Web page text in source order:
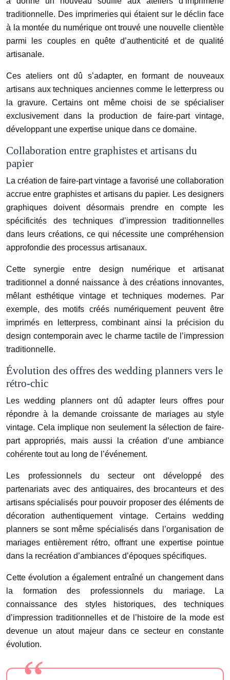
traditionnelle. Des imprimeries qui étaient sur le déclin face
à la montée du numérique ont trouvé une nouvelle clientèle
parmi les couples en quête d’authenticité et de qualité
artisanale.
Ces ateliers ont dû s’adapter, en formant de nouveaux
artisans aux techniques anciennes comme le letterpress ou
la gravure. Certains ont même choisi de se spécialiser
exclusivement dans la production de faire-part vintage,
développant une expertise unique dans ce domaine.
Collaboration entre graphistes et artisans du
papier
La création de faire-part vintage a favorisé une collaboration
accrue entre graphistes et artisans du papier. Les designers
graphiques doivent désormais prendre en compte les
spécificités des techniques d’impression traditionnelles
dans leurs créations, ce qui nécessite une compréhension
approfondie des processus artisanaux.
Cette synergie entre design numérique et artisanat
traditionnel a donné naissance à des créations innovantes,
mêlant esthétique vintage et techniques modernes. Par
exemple, des motifs créés numériquement peuvent être
imprimés en letterpress, combinant ainsi la précision du
design contemporain avec le charme tactile de l’impression
traditionnelle.
Évolution des offres des wedding planners vers le
rétro-chic
Les wedding planners ont dû adapter leurs offres pour
répondre à la demande croissante de mariages au style
vintage. Cela implique non seulement la sélection de faire-
part appropriés, mais aussi la création d’une ambiance
cohérente tout au long de l’événement.
Les professionnels du secteur ont développé des
partenariats avec des antiquaires, des brocanteurs et des
artisans spécialisés pour pouvoir proposer des éléments de
décoration authentiquement vintage. Certains wedding
planners se sont même spécialisés dans l’organisation de
mariages entièrement rétro, offrant une expertise pointue
dans la recréation d’ambiances d’époques spécifiques.
Cette évolution a également entraîné un changement dans
la formation des professionnels du mariage. La
connaissance des styles historiques, des techniques
d’impression traditionnelles et de l’histoire de la mode est
devenue un atout majeur dans ce secteur en constante
évolution.